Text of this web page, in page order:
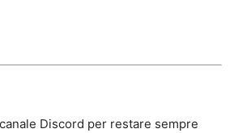
Discord per restare sempre